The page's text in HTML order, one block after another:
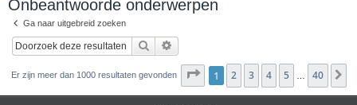
Onbeantwoorde onderwerpen
Ga naar uitgebreid zoeken
Zoek
Er zijn meer dan 1000 resultaten gevonden Pagina1 van 40
1 2 3 4 5 40